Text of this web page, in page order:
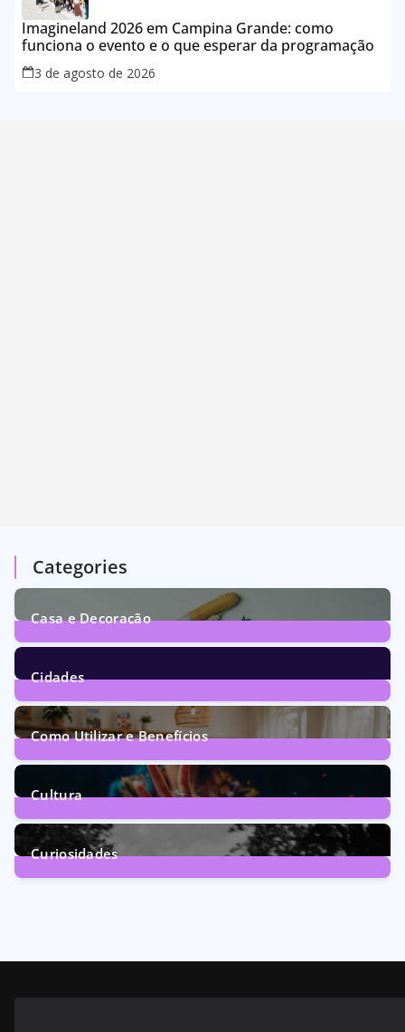
Imagineland 2026 em Campina Grande: como
funciona o evento e o que esperar da programação
3 de agosto de 2026
Categories
Casa e Decoração
1Post
Cidades
72Posts
Como Utilizar e Benefícios
160Posts
Cultura
246Posts
Curiosidades